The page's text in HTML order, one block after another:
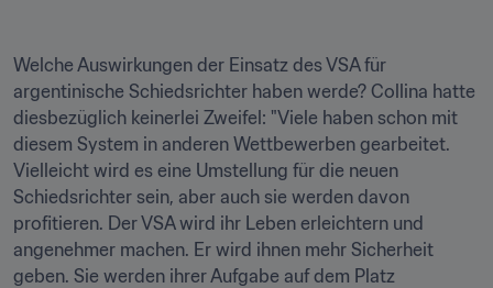
Welche Auswirkungen der Einsatz des VSA für
argentinische Schiedsrichter haben werde? Collina hatte
diesbezüglich keinerlei Zweifel: "Viele haben schon mit
diesem System in anderen Wettbewerben gearbeitet.
Vielleicht wird es eine Umstellung für die neuen
Schiedsrichter sein, aber auch sie werden davon
profitieren. Der VSA wird ihr Leben erleichtern und
angenehmer machen. Er wird ihnen mehr Sicherheit
geben. Sie werden ihrer Aufgabe auf dem Platz